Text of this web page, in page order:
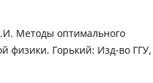
Методы оптимального
физики. Горький: Изд-во ГГУ,